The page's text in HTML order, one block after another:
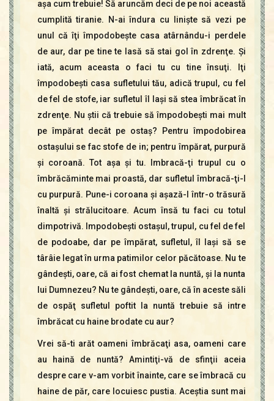
aşa cum trebuie! Să aruncăm deci de pe noi această
cumplită tiranie. N-ai îndura cu linişte să vezi pe
unul că îţi împodobeşte casa atârnându-i perdele
de aur, dar pe tine te lasă să stai gol în zdrenţe. Şi
iată, acum aceasta o faci tu cu tine însuţi. Iţi
împodobeşti casa sufletului tău, adică trupul, cu fel
de fel de stofe, iar sufletul îl laşi să stea îmbrăcat în
zdrenţe. Nu ştii că trebuie să împodobeşti mai mult
pe împărat decât pe ostaş? Pentru împodobirea
ostaşului se fac stofe de in; pentru împărat, purpură
şi coroană. Tot aşa şi tu. Imbracă-ţi trupul cu o
îmbrăcăminte mai proastă, dar sufletul îmbracă-ţi-l
cu purpură. Pune-i coroana şi aşază-l într-o trăsură
înaltă şi strălucitoare. Acum însă tu faci cu totul
dimpotrivă. Impodobeşti ostaşul, trupul, cu fel de fel
de podoabe, dar pe împărat, sufletul, îl laşi să se
târâie legat în urma patimilor celor păcătoase. Nu te
gândeşti, oare, că ai fost chemat la nuntă, şi la nunta
lui Dumnezeu? Nu te gândeşti, oare, că în aceste săli
de ospăţ sufletul poftit la nuntă trebuie să intre
îmbrăcat cu haine brodate cu aur?
Vrei să-ti arăt oameni îmbrăcaţi asa, oameni care
au haină de nuntă? Amintiţi-vă de sfinţii aceia
despre care v-am vorbit înainte, care se îmbracă cu
haine de păr, care locuiesc pustia. Aceştia sunt mai